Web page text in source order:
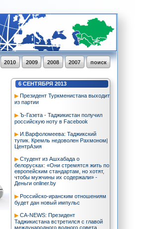
поиск
2007
2008
2009
2010
6 СЕНТЯБРЯ 2013
Президент Туркменистана выходит
из партии
Ъ-Газета - Таджикистан получил
российскую ноту в Facebook
И.Варфоломеева: Таджикский
тупик. Кремль недоволен Рахмоном|
ЦентрАзия
Студент из Ашхабада о
белорусках: «Они стремятся жить по
европейским стандартам, но хотят,
чтобы мужчины их содержали» -
Деньги onliner.by
Российско-иранским отношениям
будет дан новый импульс
CA-NEWS: Президент
Таджикистана встретился с главой
международного водного совета